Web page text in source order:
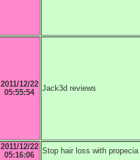
2011/12/22
05:55:54
Jack3d reviews
2011/12/22
05:16:06
Stop hair loss with propecia